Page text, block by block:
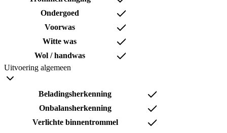
Ondergoed
Voorwas
Witte was
Wol / handwas
Uitvoering algemeen
Beladingsherkenning
Onbalansherkenning
Verlichte binnentrommel